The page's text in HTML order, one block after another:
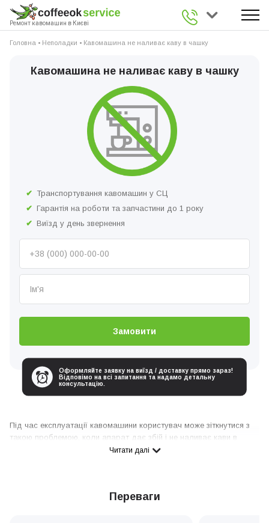
Ремонт кавомашин в Києві
0 800 336 926
Головна • Неполадки • Кавомашина не наливає каву в чашку
Кавомашина не наливає каву в чашку
Транспортування кавомашин у СЦ
Гарантія на роботи та запчастини до 1 року
Виїзд у день звернення
Замовити
Оформляйте заявку на виїзд / доставку прямо зараз!
Відповімо на всі запитання та надамо детальну
консультацію.
Під час експлуатації кавомашини користувач може зіткнутися з
такою проблемою, коли апарат дає збій і не наливає кави в
чашку. Це порушує звичну процедуру приготування кавового
причину зможе виявити майстер після діагностики.
Читати далі
Переваги